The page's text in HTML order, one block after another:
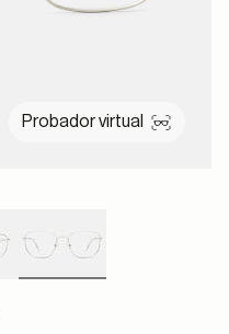
Probador virtual